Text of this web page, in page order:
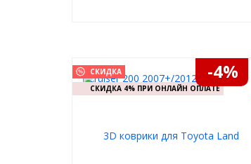
СКИДКА
СКИДКА 4% ПРИ ОНЛАЙН ОПЛАТЕ
-4%